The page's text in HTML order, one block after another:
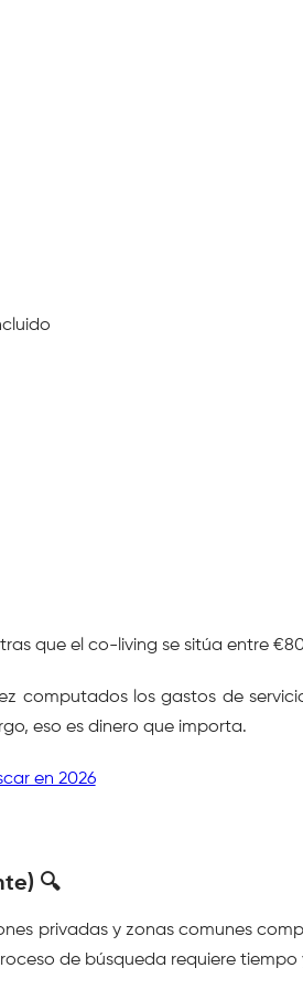
que el co-living se sitúa entre
los gastos de
eso es dinero que importa.
en 2026
🔍
privadas y zonas comunes
de búsqueda requiere tiempo